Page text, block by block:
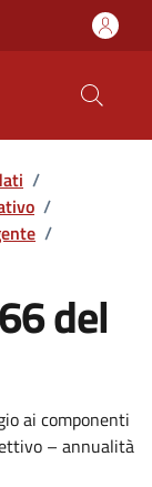
/
/
/
del
ai componenti
– annualità